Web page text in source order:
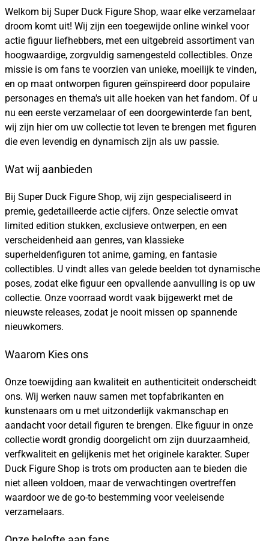
Welkom bij Super Duck Figure Shop, waar elke verzamelaar
droom komt uit! Wij zijn een toegewijde online winkel voor
actie figuur liefhebbers, met een uitgebreid assortiment van
hoogwaardige, zorgvuldig samengesteld collectibles. Onze
missie is om fans te voorzien van unieke, moeilijk te vinden,
en op maat ontworpen figuren geïnspireerd door populaire
personages en thema's uit alle hoeken van het fandom. Of u
nu een eerste verzamelaar of een doorgewinterde fan bent,
wij zijn hier om uw collectie tot leven te brengen met figuren
die even levendig en dynamisch zijn als uw passie.
Wat wij aanbieden
Bij Super Duck Figure Shop, wij zijn gespecialiseerd in
premie, gedetailleerde actie cijfers. Onze selectie omvat
limited edition stukken, exclusieve ontwerpen, en een
verscheidenheid aan genres, van klassieke
superheldenfiguren tot anime, gaming, en fantasie
collectibles. U vindt alles van gelede beelden tot dynamische
poses, zodat elke figuur een opvallende aanvulling is op uw
collectie. Onze voorraad wordt vaak bijgewerkt met de
nieuwste releases, zodat je nooit missen op spannende
nieuwkomers.
Waarom Kies ons
Onze toewijding aan kwaliteit en authenticiteit onderscheidt
ons. Wij werken nauw samen met topfabrikanten en
kunstenaars om u met uitzonderlijk vakmanschap en
aandacht voor detail figuren te brengen. Elke figuur in onze
collectie wordt grondig doorgelicht om zijn duurzaamheid,
verfkwaliteit en gelijkenis met het originele karakter. Super
Duck Figure Shop is trots om producten aan te bieden die
niet alleen voldoen, maar de verwachtingen overtreffen
waardoor we de go-to bestemming voor veeleisende
verzamelaars.